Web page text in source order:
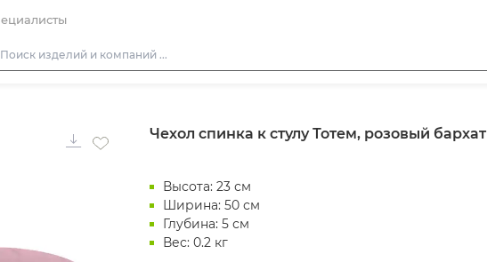
Скамейки
Чехол спинка к стулу Тотем, розовый бархат
Высота: 23 см
Ширина: 50 см
Глубина: 5 см
Вес: 0.2 кг